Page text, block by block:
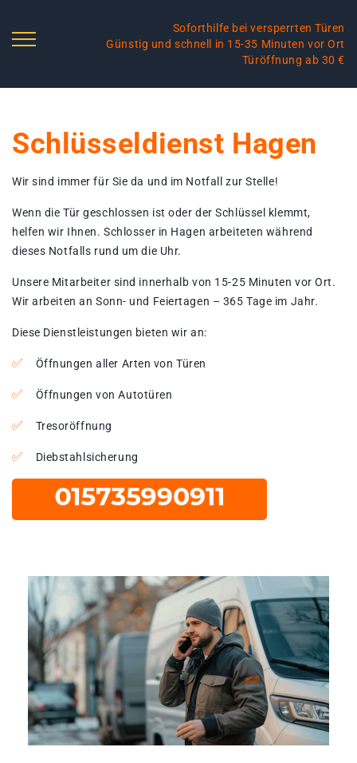
Soforthilfe bei versperrten Türen
Günstig und schnell in 15-35 Minuten vor Ort
Türöffnung ab 30 €
Schlüsseldienst Hagen
Wir sind immer für Sie da und im Notfall zur Stelle!
Wenn die Tür geschlossen ist oder der Schlüssel klemmt,
helfen wir Ihnen. Schlosser in Hagen arbeiteten während
dieses Notfalls rund um die Uhr.
Unsere Mitarbeiter sind innerhalb von 15-25 Minuten vor Ort.
Wir arbeiten an Sonn- und Feiertagen – 365 Tage im Jahr.
Diese Dienstleistungen bieten wir an:
Öffnungen aller Arten von Türen
Öffnungen von Autotüren
Tresoröffnung
Diebstahlsicherung